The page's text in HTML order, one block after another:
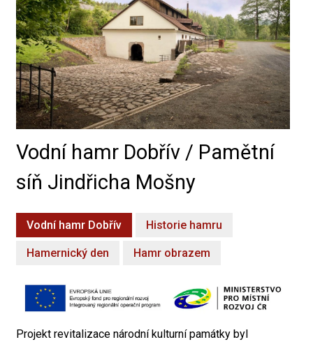
Vodní hamr Dobřív / Pamětní
síň Jindřicha Mošny
Vodní hamr Dobřív Historie hamru
Hamernický den Hamr obrazem
Projekt revitalizace národní kulturní památky byl